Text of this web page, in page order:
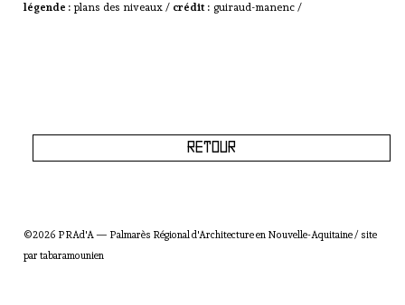
légende : plans des niveaux / crédit : guiraud-manenc /
Retour
©2026 PRAd'A — Palmarès Régional d'Architecture en Nouvelle-Aquitaine / site
partabaramounien